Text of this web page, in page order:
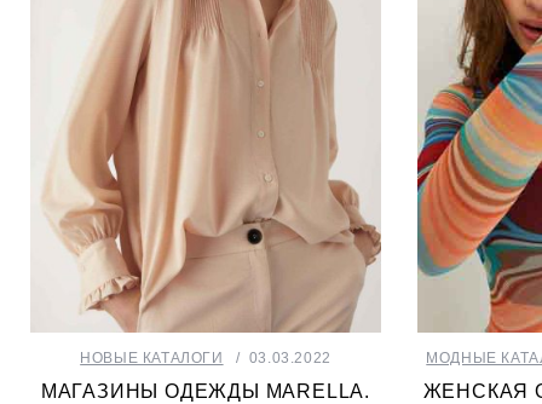
НОВЫЕ КАТАЛОГИ 03.03.2022
МАГАЗИНЫ ОДЕЖДЫ MARELLA.
МОДНЫЕ
ЖЕНСКАЯ